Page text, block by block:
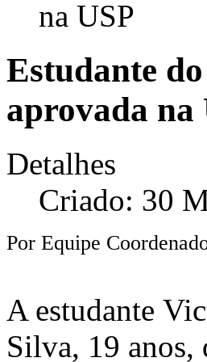
na USP
Estudante
aprovada na
Detalhes
Criado: 30
Por Equipe
A estudante
Silva, 19 anos,